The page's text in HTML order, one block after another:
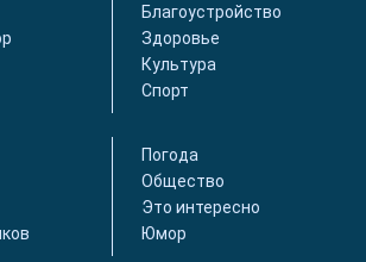
Благоустройство
Здоровье
Культура
Спорт
Погода
Общество
Это интересно
Юмор